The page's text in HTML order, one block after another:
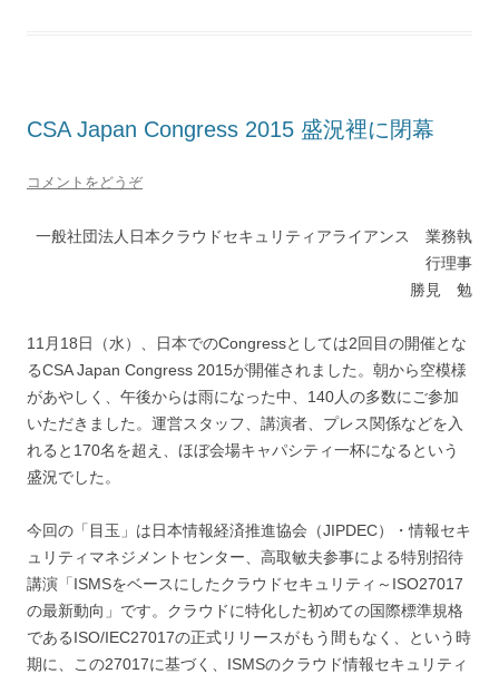
CSA Japan Congress 2015 盛況裡に閉幕
コメントをどうぞ
一般社団法人日本クラウドセキュリティアライアンス 業務執
行理事
勝見 勉
11月18日（水）、日本でのCongressとしては2回目の開催とな
るCSA Japan Congress 2015が開催されました。朝から空模様
があやしく、午後からは雨になった中、140人の多数にご参加
いただきました。運営スタッフ、講演者、プレス関係などを入
れると170名を超え、ほぼ会場キャパシティ一杯になるという
盛況でした。
今回の「目玉」は日本情報経済推進協会（JIPDEC）・情報セキ
ュリティマネジメントセンター、高取敏夫参事による特別招待
講演「ISMSをベースにしたクラウドセキュリティ～ISO27017
の最新動向」です。クラウドに特化した初めての国際標準規格
であるISO/IEC27017の正式リリースがもう間もなく、という時
期に、この27017に基づく、ISMSのクラウド情報セキュリティ